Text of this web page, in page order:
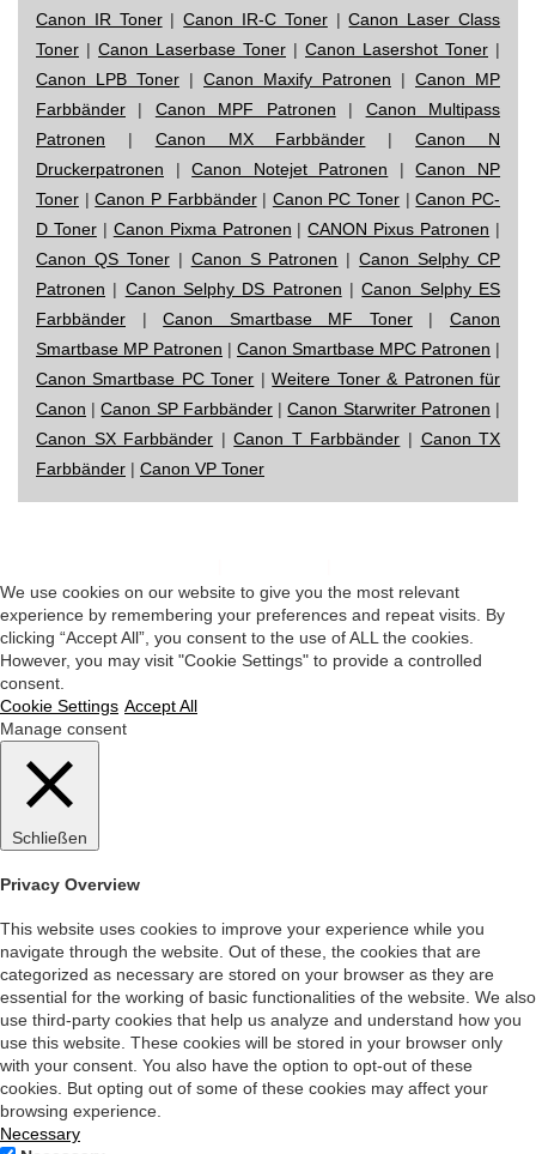
Canon IR Toner|Canon IR-C Toner|Canon Laser Class
Toner | Canon Laserbase Toner | Canon Lasershot Toner |
Canon LPB Toner | Canon Maxify Patronen | Canon MP
Farbbänder | Canon MPF Patronen | Canon Multipass
Patronen | Canon MX Farbbänder |Canon N
Druckerpatronen |Canon Notejet Patronen |Canon NP
Toner |Canon P Farbbänder| Canon PC Toner |Canon PC-
D Toner| Canon Pixma Patronen |CANON Pixus Patronen |
Canon QS Toner| Canon S Patronen |Canon Selphy CP
Patronen | Canon Selphy DS Patronen |Canon Selphy ES
Farbbänder |Canon Smartbase MF Toner|Canon
Smartbase MP Patronen | Canon Smartbase MPC Patronen |
Canon Smartbase PC Toner |Weitere Toner & Patronen für
Canon |Canon SP Farbbänder|Canon Starwriter Patronen |
Canon SX Farbbänder |Canon T Farbbänder | Canon TX
Farbbänder | Canon VP Toner
We use cookies on our website to give you the most relevant
experience by remembering your preferences and repeat visits. By
clicking “Accept All”, you consent to the use of ALL the cookies.
However, you may visit "Cookie Settings" to provide a controlled
consent.
Cookie Settings Accept All
Manage consent
Schließen
Privacy Overview
This website uses cookies to improve your experience while you
navigate through the website. Out of these, the cookies that are
categorized as necessary are stored on your browser as they are
essential for the working of basic functionalities of the website. We also
use third-party cookies that help us analyze and understand how you
use this website. These cookies will be stored in your browser only
with your consent. You also have the option to opt-out of these
cookies. But opting out of some of these cookies may affect your
browsing experience.
Necessary